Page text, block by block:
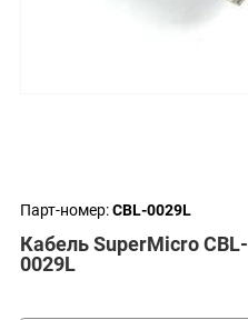
Парт-номер:CBL-0029L
Кабель SuperMicro CBL-
0029L